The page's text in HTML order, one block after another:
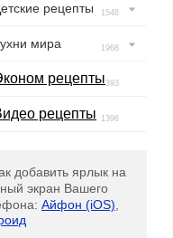
рецепты 1548
мира 1968
рецепты393
рецепты 1396
добавить ярлык на
экран Вашего
Айфон (iOS)